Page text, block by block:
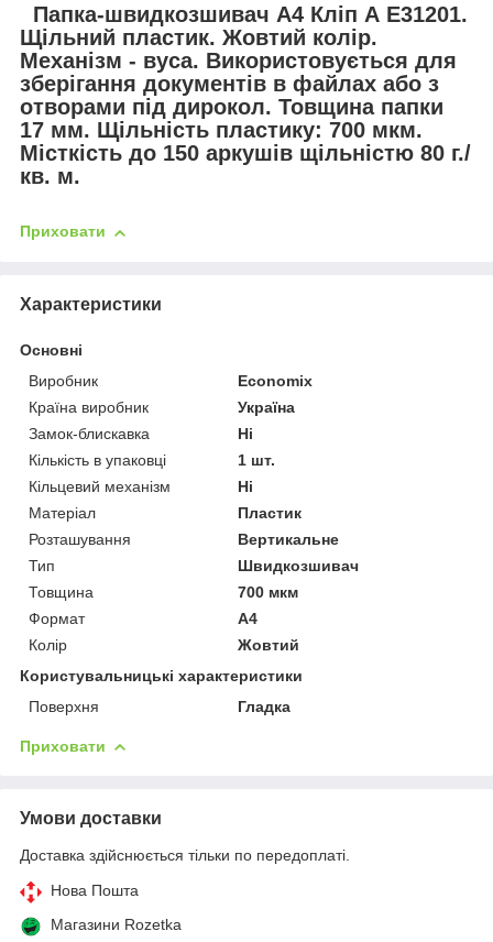
Папка-швидкозшивач А4 Кліп А Е31201.
Щільний пластик. Жовтий колір.
Механізм - вуса. Використовується для
зберігання документів в файлах або з
отворами під дирокол. Товщина папки
17 мм. Щільність пластику: 700 мкм.
Місткість до 150 аркушів щільністю 80 г./
кв. м.
Приховати
Характеристики
Основні
Виробник
Economix
Країна виробник
Україна
Замок-блискавка
Ні
Кількість в упаковці
1 шт.
Кільцевий механізм
Ні
Матеріал
Пластик
Розташування
Вертикальне
Тип
Швидкозшивач
Товщина
700 мкм
Формат
A4
Колір
Жовтий
Користувальницькі характеристики
Поверхня
Гладка
Приховати
Умови доставки
Доставка здійснюється тільки по передоплаті.
Нова Пошта
Магазини Rozetka